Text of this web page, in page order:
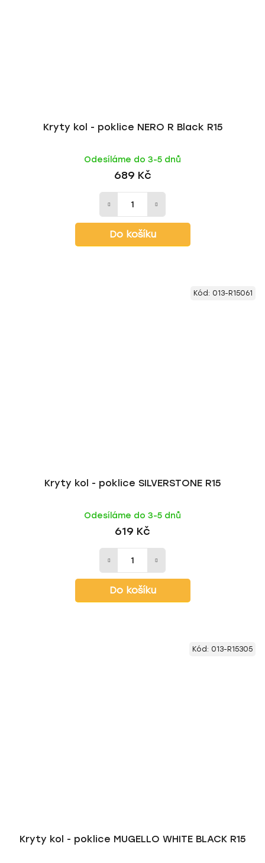
Kryty kol - poklice NERO R Black R15
Odesíláme do 3-5 dnů
689 Kč
Do košíku
Kryty kol - poklice SILVERSTONE R15
Odesíláme do 3-5 dnů
619 Kč
Do košíku
Kód: 013-R15061
Kryty kol - poklice MUGELLO WHITE BLACK R15
Kód: 013-R15305